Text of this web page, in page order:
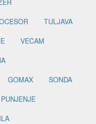
TULJAVA
VECAM
GOMAX
SONDA